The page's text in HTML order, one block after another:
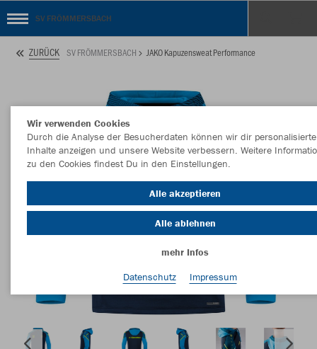
SV FRÖMMERSBACH
ZURÜCK SV FRÖMMERSBACH JAKO Kapuzensweat Performance
Wir verwenden Cookies
Durch die Analyse der Besucherdaten können wir dir personalisierte
Inhalte anzeigen und unsere Website verbessern. Weitere
zu den Cookies findest Du in den Einstellungen.
Alle akzeptieren
Alle ablehnen
mehr Infos
Datenschutz
Impressum